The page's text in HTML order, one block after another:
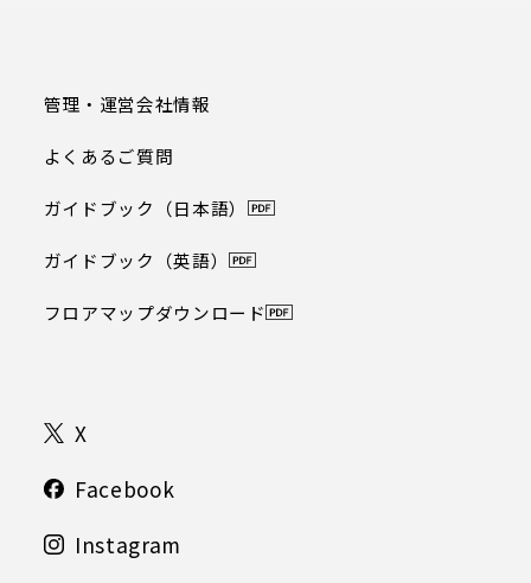
X
Facebook
Instagram
管理・運営会社情報
よくあるご質問
ガイドブック（日本語）
ガイドブック（英語）
フロアマップダウンロード